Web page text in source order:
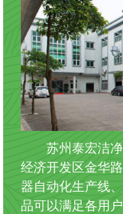
苏州泰宏洁净
经济开发区金华
器自动化生产线
品可以满足各用